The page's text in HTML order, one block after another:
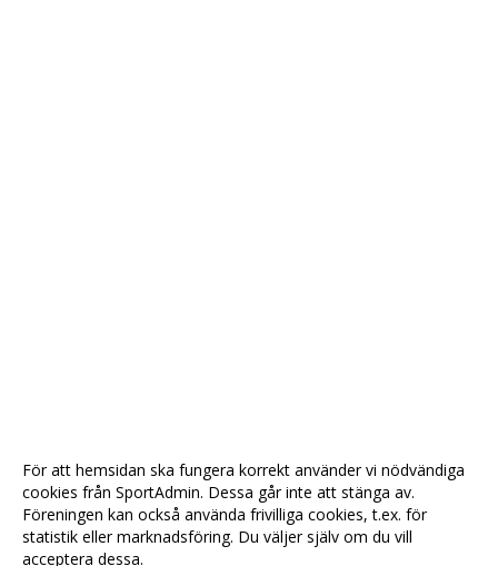
För att hemsidan ska fungera korrekt använder vi nödvändiga
cookies från SportAdmin. Dessa går inte att stänga av.
Föreningen kan också använda frivilliga cookies, t.ex. för
statistik eller marknadsföring. Du väljer själv om du vill
acceptera dessa.